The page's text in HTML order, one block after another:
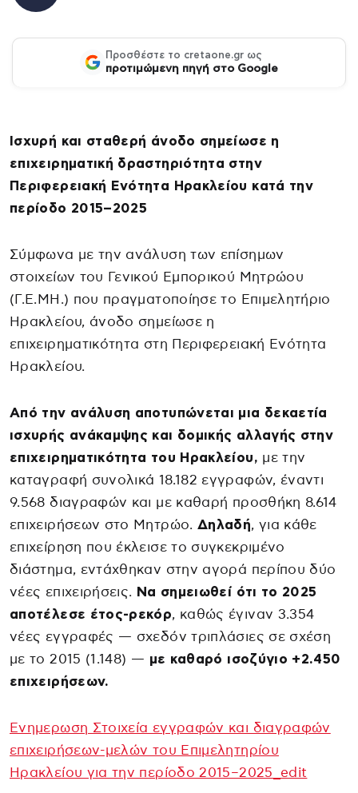
Προσθέστε το cretaone.gr ως
προτιμώμενη πηγή στο Google
Ισχυρή και σταθερή άνοδο σημείωσε η
επιχειρηματική δραστηριότητα στην
Περιφερειακή Ενότητα Ηρακλείου κατά την
περίοδο 2015–2025
Σύμφωνα με την ανάλυση των επίσημων
στοιχείων του Γενικού Εμπορικού Μητρώου
(Γ.Ε.ΜΗ.) που πραγματοποίησε το Επιμελητήριο
Ηρακλείου, άνοδο σημείωσε η
επιχειρηματικότητα στη Περιφερειακή Ενότητα
Ηρακλείου.
Από την ανάλυση αποτυπώνεται μια δεκαετία
ισχυρής ανάκαμψης και δομικής αλλαγής στην
επιχειρηματικότητα του Ηρακλείου, με την
καταγραφή συνολικά 18.182 εγγραφών, έναντι
9.568 διαγραφών και με καθαρή προσθήκη 8.614
επιχειρήσεων στο Μητρώο. Δηλαδή, για κάθε
επιχείρηση που έκλεισε το συγκεκριμένο
διάστημα, εντάχθηκαν στην αγορά περίπου δύο
νέες επιχειρήσεις. Να σημειωθεί ότι το 2025
αποτέλεσε έτος-ρεκόρ, καθώς έγιναν 3.354
νέες εγγραφές — σχεδόν τριπλάσιες σε σχέση
με το 2015 (1.148) — με καθαρό ισοζύγιο +2.450
επιχειρήσεων.
Ενημερωση Στοιχεία εγγραφών και διαγραφών
επιχειρήσεων-μελών του Επιμελητηρίου
Ηρακλείου για την περίοδο 2015–2025_edit